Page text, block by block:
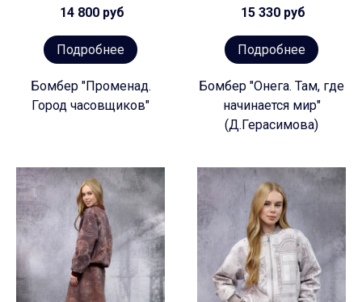
14 800 руб
Подробнее
Бомбер "Променад.
Город часовщиков"
15 330 руб
Подробнее
Бомбер "Онега. Там, где
начинается мир"
(Д.Герасимова)